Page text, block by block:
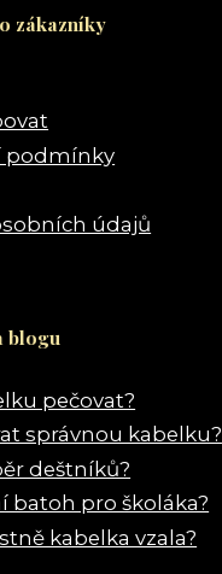
zákazníky
podmínky
údajů
blogu
pečovat?
správnou kabelku?
deštníků?
batoh pro školáka?
kabelka vzala?